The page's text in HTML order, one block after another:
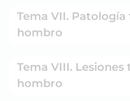
Tema VII.
hombro
Tema VIII.
hombro